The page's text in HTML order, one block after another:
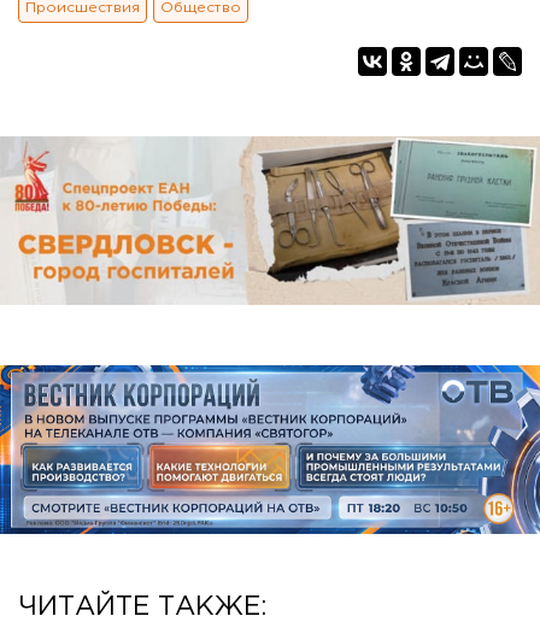
Происшествия Общество
ЧИТАЙТЕ ТАКЖЕ: